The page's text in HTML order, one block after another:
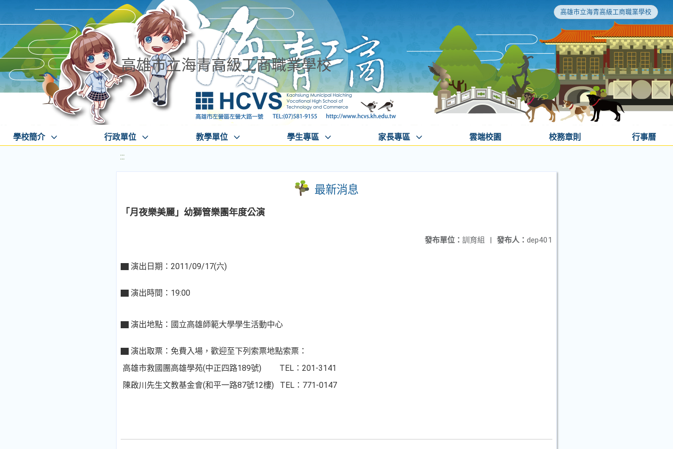
高雄市立海青高級工商職業學校
高雄市立海青高級工商職業學校
學校簡介 行政單位 教學單位 學生專區 家長專區 雲端校園 校務章則 行事曆
:::
最新消息
「月夜樂美麗」幼獅管樂團年度公演
發布人： dep401
發布單位： 訓育組 |
▇ 演出日期：2011/09/17(六)
▇ 演出時間：19:00
▇ 演出地點：國立高雄師範大學學生活動中心
▇ 演出取票：免費入場，歡迎至下列索票地點索票：
高雄市救國團高雄學苑(中正四路189號) TEL：201-3141
陳啟川先生文教基金會(和平一路87號12樓) TEL：771-0147